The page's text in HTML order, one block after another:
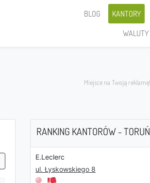
BLOG KANTORY
WALUTY
Sprzedaję
RANKING KANTORÓW - TORUŃ
E.Leclerc
ul. Łyskowskiego 8